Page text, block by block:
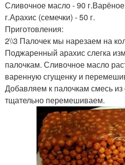
Палочки с медом
Десерт из палочек
Сливочное масло - 90
г.Арахис (семечки) - 50 г.
Приготовления:
2\\3 Палочек мы нарезаем на
Поджаренный арахис слегка
палочкам. Сливочное масло
варенную сгущенку и
Добавляем к палочкам смесь
тщательно перемешиваем.